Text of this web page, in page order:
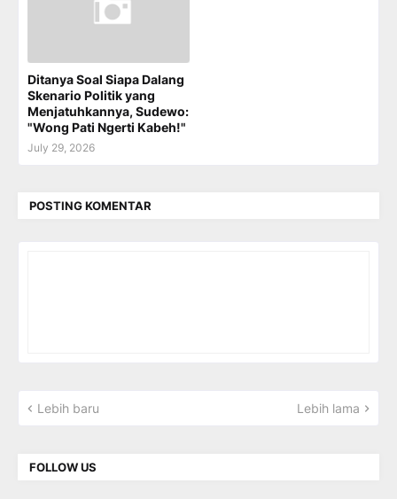
Ditanya Soal Siapa Dalang
Skenario Politik yang
Menjatuhkannya, Sudewo:
"Wong Pati Ngerti Kabeh!"
July 29, 2026
POSTING KOMENTAR
Lebih baru Lebih lama
FOLLOW US